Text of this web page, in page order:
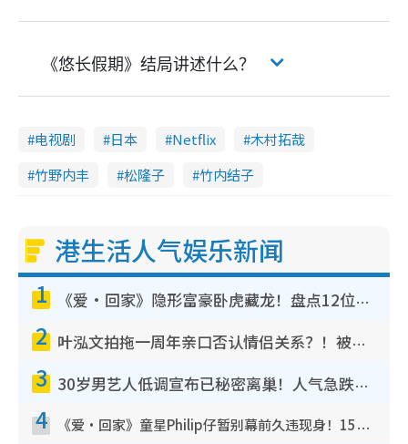
《悠长假期》结局讲述什么？
电视剧 日本 Netflix
木村拓哉
竹野内丰
松隆子 竹内结子
港生活人气娱乐新闻
1 《爱·回家》隐形富豪卧虎藏龙！盘点12位财气逼人的有钱艺人：这位美女3亿身家不愁做
2 叶泓文拍拖一周年亲口否认情侣关系？！被质疑感情造假竟称GM“普通同事”
3 30岁男艺人低调宣布已秘密离巢！人气急跌变失踪人口：“这几年过得并不容易”
4 《爱·回家》童星Philip仔暂别幕前久违现身！15岁近况暴风成长长高变帅气少年